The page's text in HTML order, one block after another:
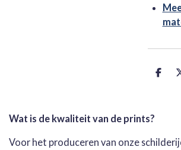
D
Wat is de kwaliteit van de prints?
Voor het produceren van onze